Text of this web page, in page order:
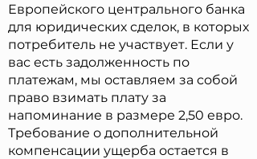
Европейского центрального банка
для юридических сделок, в которых
потребитель не участвует. Если у
вас есть задолженность по
платежам, мы оставляем за собой
право взимать плату за
напоминание в размере 2,50 евро.
Требование о дополнительной
компенсации ущерба остается в